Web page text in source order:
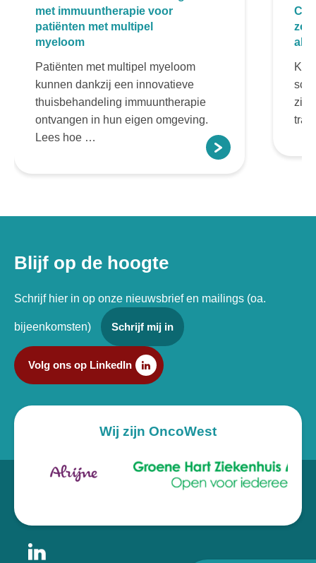
met immuuntherapie voor
patiënten met multipel
myeloom
Patiënten met multipel myeloom
kunnen dankzij een innovatieve
thuisbehandeling immuuntherapie
ontvangen in hun eigen omgeving.
Lees hoe …
Blijf op de hoogte
Schrijf hier in op onze nieuwsbrief en mailings (oa.
bijeenkomsten) Schrijf mij in
Volg ons op LinkedIn
Wij zijn OncoWest